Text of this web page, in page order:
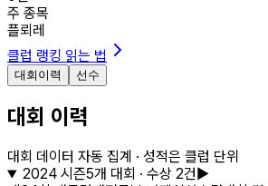
주 종목
플뢰레
클럽 랭킹 읽는 법
대회이력 선수
대회 이력
대회 데이터 자동 집계 · 성적은 클럽 단위
2024시즌5개 대회 · 수상 2건 ▶